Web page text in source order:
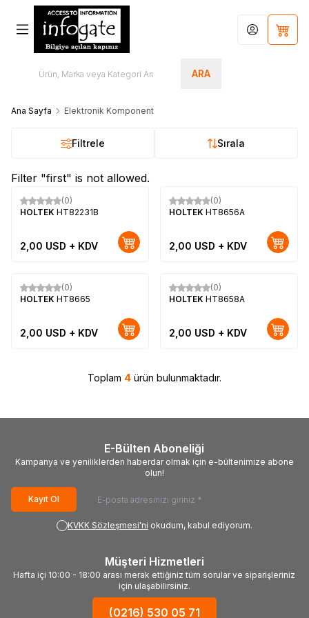
ARA
Hesabım
Ana Sayfa Elektronik Komponent
Filtrele Sırala
Filter "first" is not allowed.
Yeni
(0)
HOLTEK HT82231B
2,00 USD + KDV
Yeni
(0)
HOLTEK HT8656A
2,00 USD + KDV
Yeni
(0)
HOLTEK HT8665
2,00 USD + KDV
Yeni
(0)
HOLTEK HT8658A
2,00 USD + KDV
Toplam 4 ürün bulunmaktadır.
E-Bülten Aboneliği
Kampanya ve yeniliklerden haberdar olmak için e-bültenimize abone
olun!
Kayıt Ol
KVKK Sözleşmesi'ni okudum, kabul ediyorum.
Müşteri Hizmetleri
Hafta içi 10:00 - 18:00 arası merak ettiğiniz tüm sorular ve siparişleriniz
için ulaşabilirsiniz.
(0216) 530 05 71